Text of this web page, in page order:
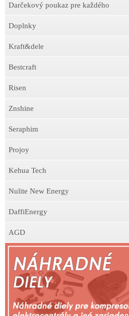
Darčekový poukaz pre každého
Doplnky
Kraft&dele
Bestcraft
Risen
Znshine
Seraphim
Projoy
Kehua Tech
Nulite New Energy
DaffiEnergy
AGD